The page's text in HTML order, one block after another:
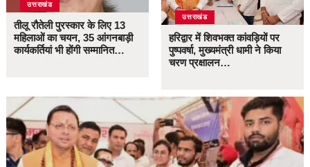
उत्तराखंड
तीलू रौतेली पुरस्कार के लिए 13
महिलाओं का चयन, 35 आंगनबाड़ी
कार्यकर्तियां भी होंगी सम्मानित…
उत्तराखंड
हरिद्वार में शिवभक्त कांवड़ियों पर
पुष्पवर्षा, मुख्यमंत्री धामी ने किया
चरण प्रक्षालन…